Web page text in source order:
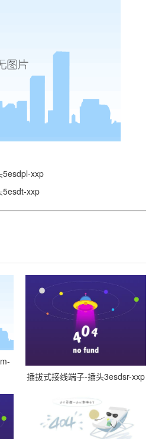
5esdpl-xxp
5esdt-xxp
插拔式接线端子-插头3esdsr-xxp